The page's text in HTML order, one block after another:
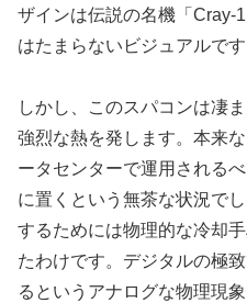
ザインは伝説の名機「Cray-
はたまらないビジュアルです
しかし、このスパコンは凄
強烈な熱を発します。本来
ータセンターで運用される
に置くという無茶な状況で
するためには物理的な冷却
たわけです。デジタルの極
るというアナログな物理現